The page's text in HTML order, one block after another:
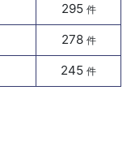
295 件
278 件
245 件